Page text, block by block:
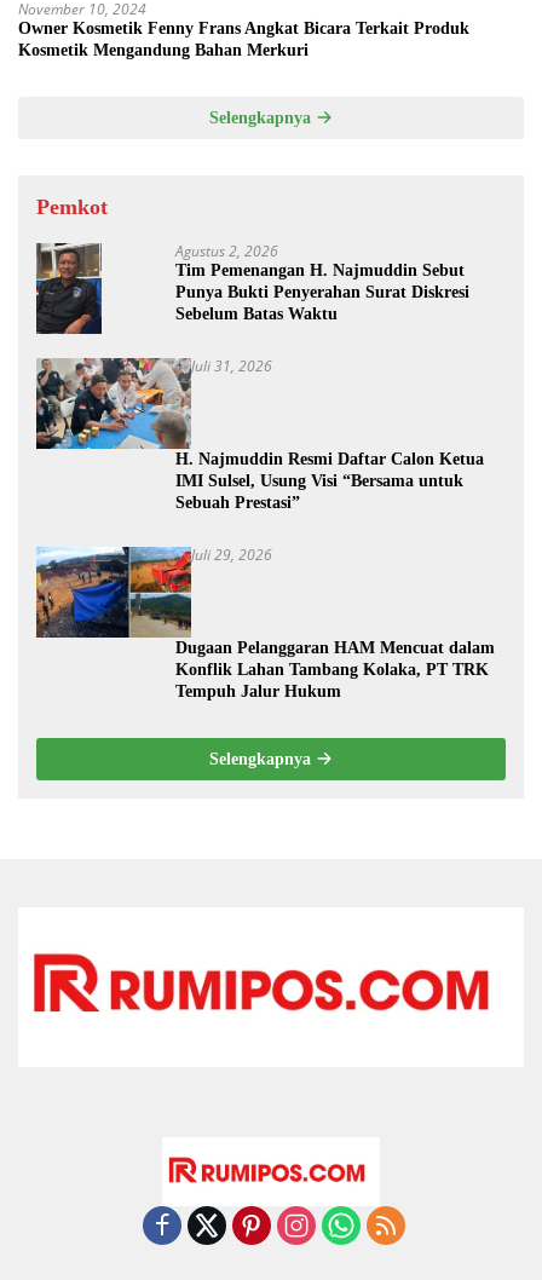
November 10, 2024
Owner Kosmetik Fenny Frans Angkat Bicara Terkait Produk
Kosmetik Mengandung Bahan Merkuri
Selengkapnya
Pemkot
Agustus 2, 2026
Tim Pemenangan H. Najmuddin Sebut
Punya Bukti Penyerahan Surat Diskresi
Sebelum Batas Waktu
Juli 31, 2026
H. Najmuddin Resmi Daftar Calon Ketua
IMI Sulsel, Usung Visi “Bersama untuk
Sebuah Prestasi”
Juli 29, 2026
Dugaan Pelanggaran HAM Mencuat dalam
Konflik Lahan Tambang Kolaka, PT TRK
Tempuh Jalur Hukum
Selengkapnya